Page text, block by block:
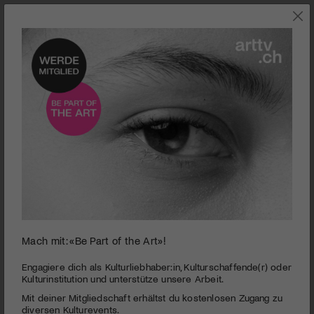
JAZZ
seconds
minutes,
16
Linda & Lukas Vogel
Konzerttipp der Woche: Linda & Lukas Vogel auf dem Carte
Mach mit: «Be Part of the Art»!
Engagiere dich als Kulturliebhaber:in, Kulturschaffende(r) oder
Kulturinstitution und unterstütze unsere Arbeit.
Mit deiner Mitgliedschaft erhältst du kostenlosen Zugang zu
diversen Kulturevents.